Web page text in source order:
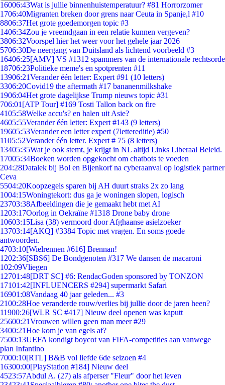
16006:43Wat is jullie binnenhuistemperatuur? #81 Horrorzomer
1706:40Migranten breken door grens naar Ceuta in Spanje,l #10
8806:37Het grote goedemorgen topic #3
1406:34Zou je vreemdgaan in een relatie kunnen vergeven?
3806:32Voorspel hier het weer voor het gehele jaar 2026
5706:30De neergang van Duitsland als lichtend voorbeeld #3
16406:25[AMV] VS #1312 spammers van de internationale rechtsorde
18706:23Politieke meme's en spotprenten #11
13906:21Verander één letter: Expert #91 (10 letters)
3306:20Covid19 the aftermath #17 bananenmilkshake
1906:04Het grote dagelijkse Trump nieuws topic #31
706:01 [ATP Tour] #169 Tosti Tallon back on fire
4105:58Welke accu's? en halen uit Asie?
4605:55Verander één letter: Expert #143 (9 letters)
19605:53Verander een letter expert (7lettereditie) #50
1105:52Verander één letter. Expert # 75 (8 letters)
13405:35Wat je ook stemt, je krijgt in NL altijd Links Liberaal Beleid.
17005:34Boeken worden opgekocht om chatbots te voeden
204:28Datalek bij Bol en Bijenkorf na cyberaanval op logistiek partner
Ceva
5504:20Koopzegels sparen bij AH duurt straks 2x zo lang
1004:15Woningtekort: dus ga je woningen slopen, logisch
23703:38Afbeeldingen die je gemaakt hebt met AI
1203:17Oorlog in Oekraïne #1318 Drone baby drone
10603:15Lisa (38) vermoord door Afghaanse asielzoeker
13703:14[AKQ] #3384 Topic met vragen. En soms goede
antwoorden.
4703:10[Wielrennen #616] Brennan!
1202:36[SBS6] De Bondgenoten #317 We dansen de macaroni
102:09Vliegen
12701:48[DRT SC] #6: RendacGoden sponsored by TONZON
17101:42[INFLUENCERS #294] supermarkt Safari
16901:08Vandaag 40 jaar geleden... #3
2100:28Hoe veranderde rouw/verlies bij jullie door de jaren heen?
11900:26[WLR SC #417] Nieuw deel openen was kaputt
25600:21Vrouwen willen geen man meer #29
3400:21Hoe kom je van egels af?
7500:13UEFA kondigt boycot van FIFA-competities aan vanwege
plan Infantino
7000:10[RTL] B&B vol liefde 6de seizoen #4
16300:00[PlayStation #184] Nieuw deel
4523:57Abdul A. (27) als afperser "Fleur" door het leven